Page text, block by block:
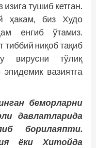
тушиб кетган.
ҳакам, биз Худо
енгиб ўтамиз.
ниқоб тақиб
вирусни тўлиқ
вазиятга
беморларни
давлатларида
борилаяпти.
ёки Хитойда